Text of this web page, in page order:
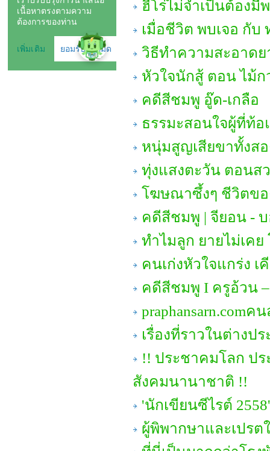
ฮีโร่ไม่จำเป็นต้องมี
เมื่อชีวิต พบเจอ กับ
วิธีทำความสะอาด
หัวใจนักสู้ ตอน ไม้
คดีสีชมพู อู๊ด-เกลือ
ธรรมะสอนใจผู้ที่ท้อ
หนุ่มสูญเสียขาทั้งสอ
ทุ่งแสงตะวัน ตอนส
โฆษณาซึ้งๆ ชีวิตขอ
คดีสีชมพู | จียอน -
ทำไมลูก ยายไม่เคย
คนเก่งหัวใจแกร่ง เ
คดีสีชมพู I ครูอ้วน
praphansarn.comค
เรื่องที่ราวในต่างป
!! ประชาคมโลก ป
สังคมนานาชาติ !!
'นักเขียนซีไรต์
ผู้พิพากษาและเปรต